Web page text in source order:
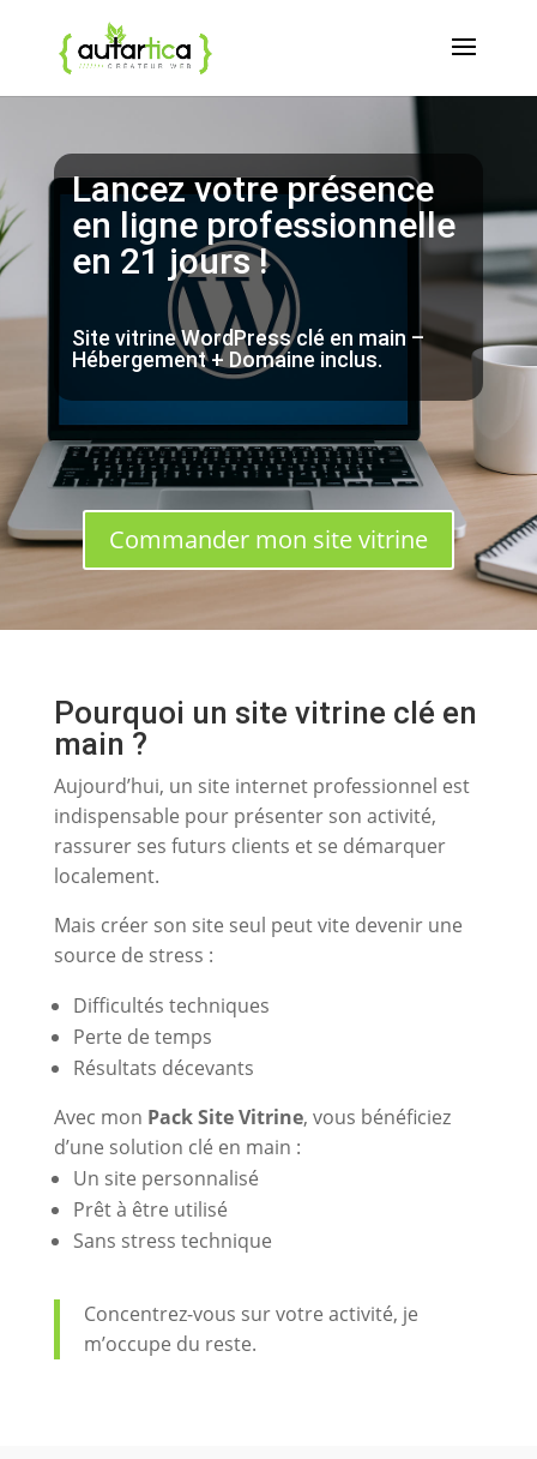
Lancez votre présence
en ligne professionnelle
en 21 jours !
Site vitrine WordPress clé en main –
Hébergement + Domaine inclus.
Commander mon site vitrine
Pourquoi un site vitrine clé en
main ?
Aujourd’hui, un site internet professionnel est
indispensable pour présenter son activité,
rassurer ses futurs clients et se démarquer
localement.
Mais créer son site seul peut vite devenir une
source de stress :
Difficultés techniques
Perte de temps
Résultats décevants
Avec mon Pack Site Vitrine, vous bénéficiez
d’une solution clé en main :
Un site personnalisé
Prêt à être utilisé
Sans stress technique
Concentrez-vous sur votre activité, je
m’occupe du reste.